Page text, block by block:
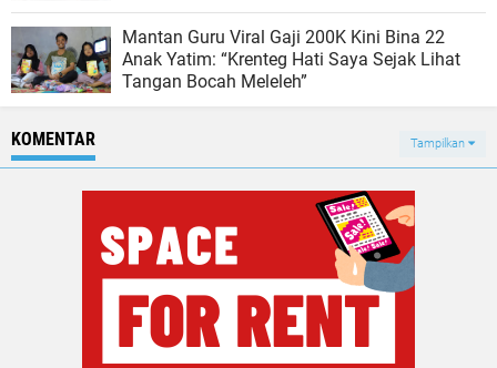
Mantan Guru Viral Gaji 200K Kini Bina 22
Anak Yatim: “Krenteg Hati Saya Sejak Lihat
Tangan Bocah Meleleh”
KOMENTAR Tampilkan